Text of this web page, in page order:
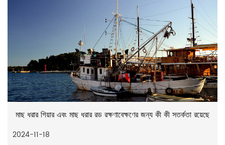
মাছ ধরার গিয়ার এবং মাছ ধরার রড রক্ষণাবেক্ষণের জন্য কী কী সতর্কতা রয়েছে
2024-11-18